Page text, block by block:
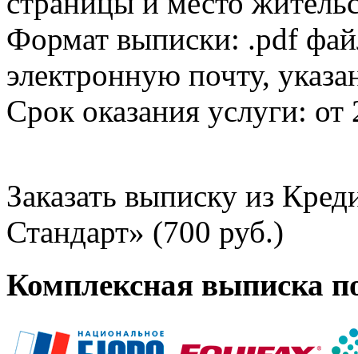
Формат выписки: .pdf
электронную почту,
Срок оказания услуги: от
Заказать выписку из
Стандарт» (700 руб.)
Комплексная выписка